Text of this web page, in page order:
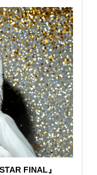
STAR FINAL』